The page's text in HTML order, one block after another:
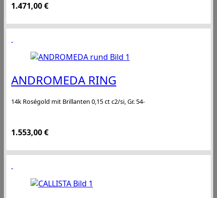
1.471,00€
ANDROMEDA RING
14k Roségold mit Brillanten 0,15 ct c2/si, Gr. 54-
1.553,00€